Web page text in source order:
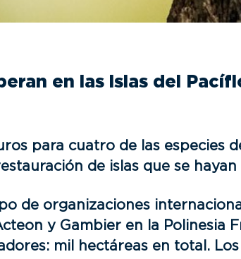
en las islas del
para cuatro de las especies
de islas que se
de organizaciones
y Gambier en la Polinesia
mil hectáreas en total.